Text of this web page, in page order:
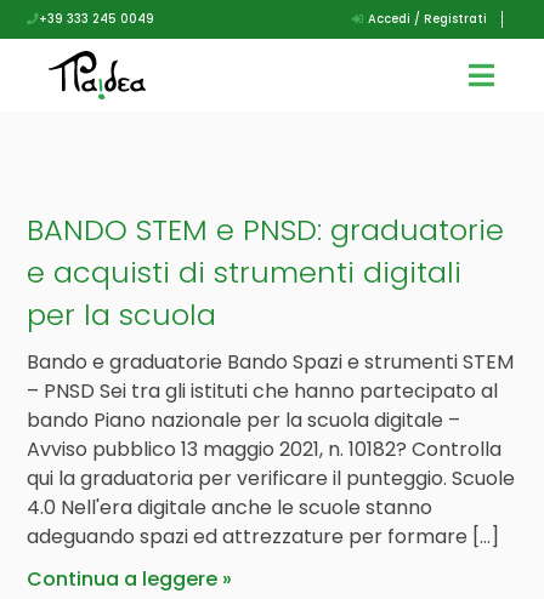
+39 333 245 0049 Accedi / Registrati
BANDO STEM e PNSD: graduatorie
e acquisti di strumenti digitali
per la scuola
Bando e graduatorie Bando Spazi e strumenti STEM
– PNSD Sei tra gli istituti che hanno partecipato al
bando Piano nazionale per la scuola digitale –
Avviso pubblico 13 maggio 2021, n. 10182? Controlla
qui la graduatoria per verificare il punteggio. Scuole
4.0 Nell'era digitale anche le scuole stanno
adeguando spazi ed attrezzature per formare […]
Continua a leggere